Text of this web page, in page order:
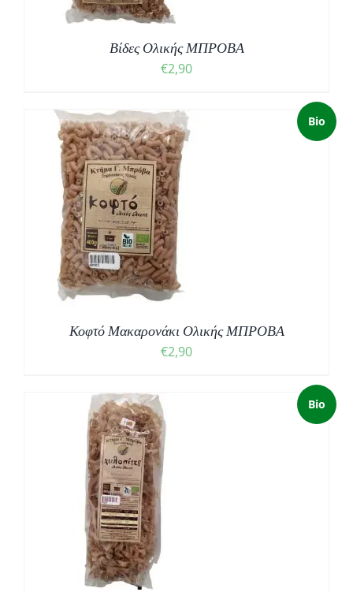
Βίδες Ολικής ΜΠΡΟΒΑ
€2,90
Bio
Κοφτό Μακαρονάκι Ολικής ΜΠΡΟΒΑ
€2,90
Bio